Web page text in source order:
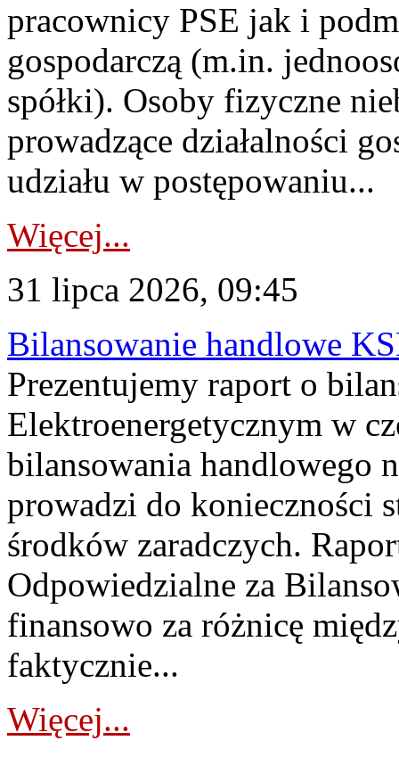
pracownicy PSE jak i
gospodarczą (m.in.
spółki). Osoby fizyczne
prowadzące działalności
udziału w postępowaniu...
Więcej...
31 lipca 2026, 09:45
Bilansowanie handlowe
Prezentujemy raport o
Elektroenergetycznym w
bilansowania handlowego
prowadzi do konieczności
środków zaradczych.
Odpowiedzialne za
finansowo za różnicę
faktycznie...
Więcej...